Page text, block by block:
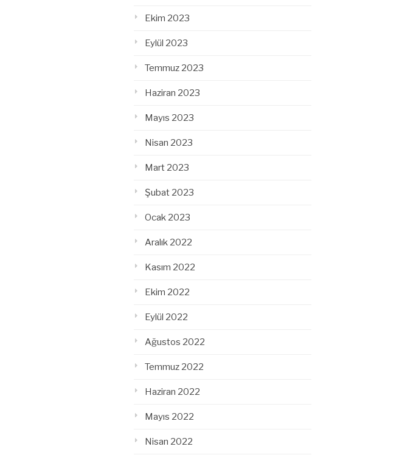
Ekim 2023
Eylül 2023
Temmuz 2023
Haziran 2023
Mayıs 2023
Nisan 2023
Mart 2023
Şubat 2023
Ocak 2023
Aralık 2022
Kasım 2022
Ekim 2022
Eylül 2022
Ağustos 2022
Temmuz 2022
Haziran 2022
Mayıs 2022
Nisan 2022